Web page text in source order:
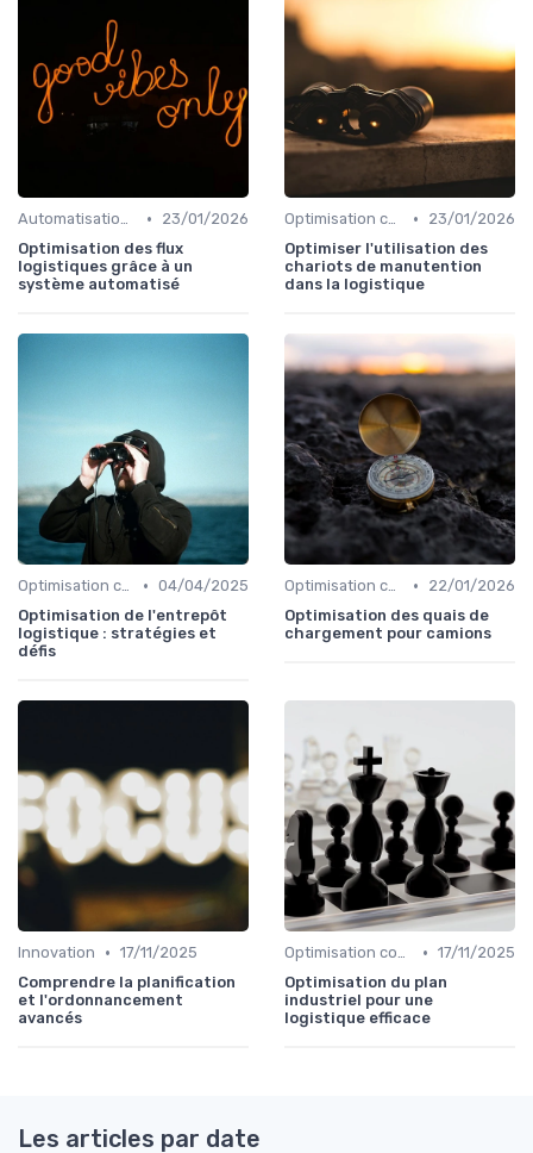
Automatisation processus •
23/01/2026
Optimisation des flux
logistiques grâce à un
système automatisé
Optimisation coûts •
23/01/2026
Optimiser l'utilisation des
chariots de manutention
dans la logistique
Optimisation coûts • 04/04/2025
Optimisation de l'entrepôt
logistique : stratégies et
défis
Optimisation coûts •
22/01/2026
Optimisation des quais de
chargement pour camions
Innovation • 17/11/2025
Comprendre la planification
et l'ordonnancement
avancés
Optimisation coûts • 17/11/2025
Optimisation du plan
industriel pour une
logistique efficace
Les articles par date